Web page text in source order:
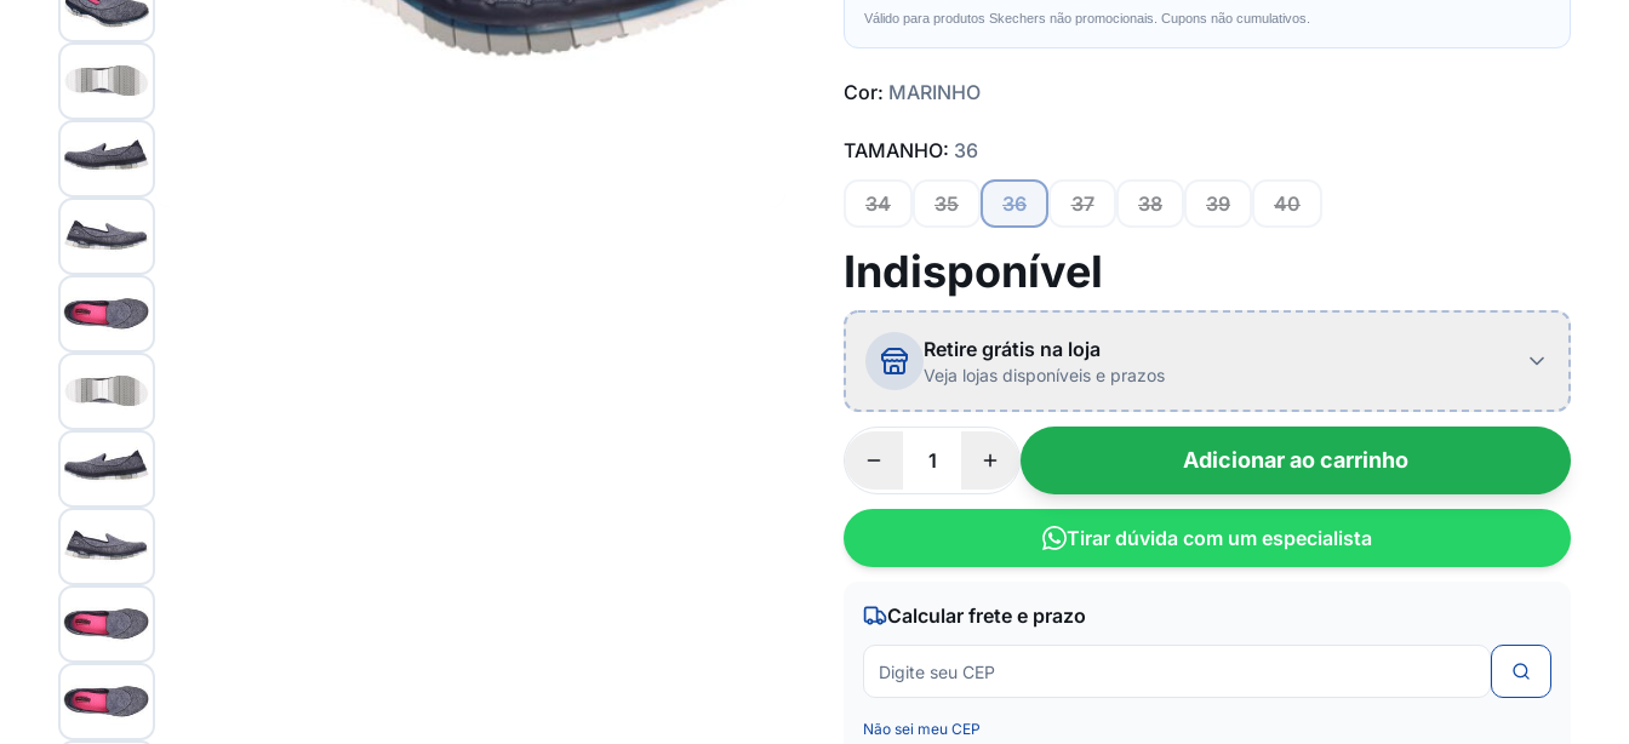
Válido para produtos Skechers não promocionais. Cupons não cumulativos.
Cor: MARINHO
TAMANHO: 36
34 35 36 37 38 39 40
Indisponível
Retire grátis na loja
Veja lojas disponíveis e prazos
Adicionar ao carrinho
Tirar dúvida com um especialista
Calcular frete e prazo
Não sei meu CEP